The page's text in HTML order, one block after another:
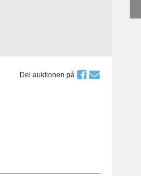
Del auktionen på